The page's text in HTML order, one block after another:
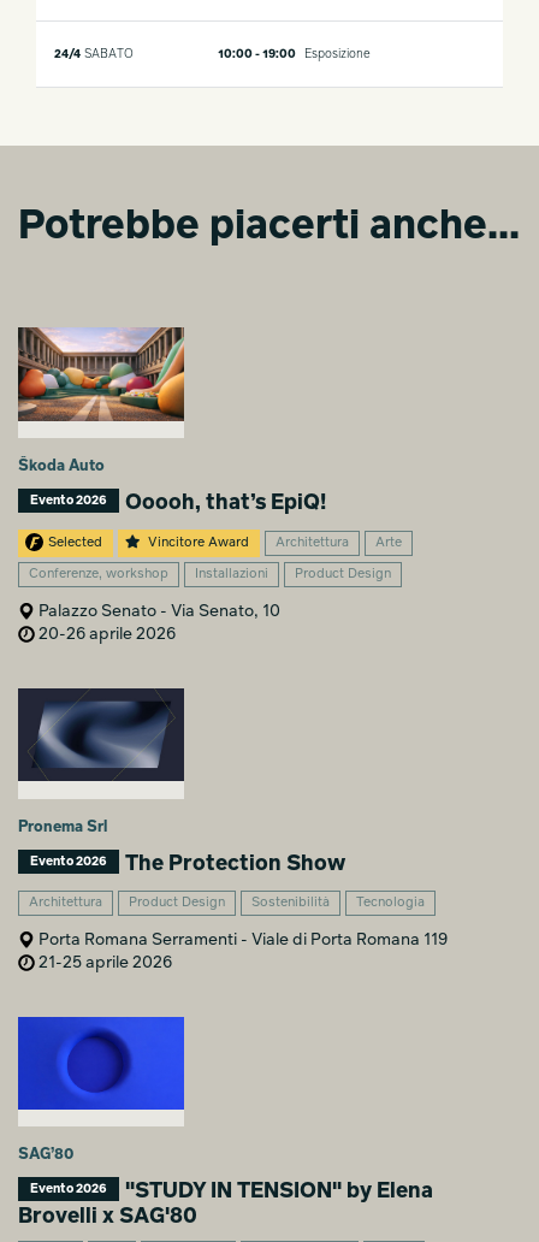
24/4 SABATO 10:00 - 19:00 Esposizione
Potrebbe piacerti anche...
Škoda Auto
Evento 2026 Ooooh, that’s EpiQ!
Selected Vincitore Award Architettura Arte
Conferenze, workshop Installazioni Product Design
Palazzo Senato - Via Senato, 10
20-26 aprile 2026
Pronema Srl
Evento 2026 The Protection Show
Architettura Product Design Sostenibilità Tecnologia
Porta Romana Serramenti - Viale di Porta Romana 119
21-25 aprile 2026
SAG’80
Evento 2026
"STUDY IN TENSION" by Elena
Brovelli x SAG'80